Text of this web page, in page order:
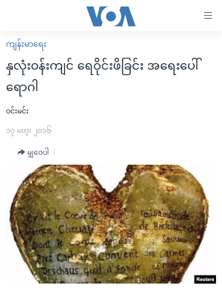
လွယ်ကူ
စေ
Link
များ
ပင်မ
ကြည့်
ပင်မ
ညွန်း
စာမျက်နှာ
မူလစာမျက်နှာ
မြန်မာ
ကမ္ဘာ့သတင်းများ
နိုင်ငံတကာ
အမေရိကန်
အစ္စရေး-ပါလက်စတိုင်း
ဗွီဒီယို
သတင်းလွတ်လပ်ခွင့်
အင်္ဂလိပ်စာလေ့လာမယ်
အမေရိကန်သုံးအီဒီယံ
မကြေးမုံရဲ့ အင်္ဂလိပ်စာ
ရုပ်ရှင်ထဲက အင်္ဂလိပ်စာ
သုတပဒေသာ အင်္ဂလိပ်စာ
အပတ်စဉ်ကဏ္ဍများ
ရေဒီယို
တီဗွီ
ရေဒီယိုနှင့်ရုပ်သံ အချက်အလက်များ
ရေဒီယို/တီဗွီအစီအစဉ်
Learning English
ဗွီအိုအေ လူမှုကွန်ယက်များ
ကျန်းမာရေး
နှလုံးဝန်းကျင် ရေဝိုင်းဖိခြင်း အရေးပေါ်
ရောဂါ
ဝင်းမင်း
၁၇ မတ္၊ ၂၀၁၆
မျှဝေပါ